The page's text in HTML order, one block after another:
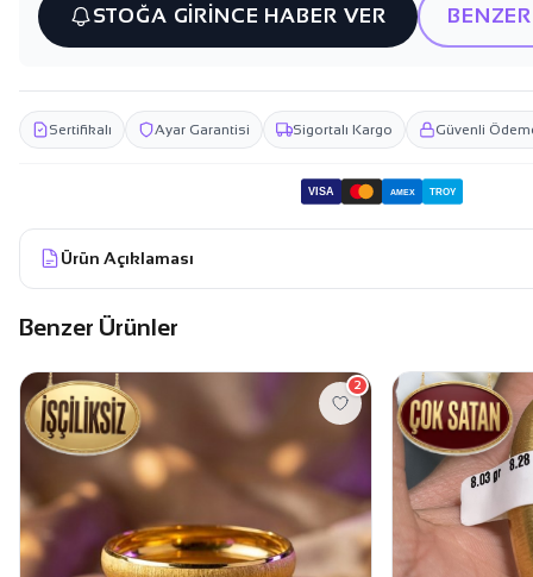
STOĞA GİRİNCE HABER VER
Sertifikalı Ayar Garantisi Sigortalı Kargo Güvenli
VISA AMEX TROY
Ürün Açıklaması
Benzer Ürünler
2